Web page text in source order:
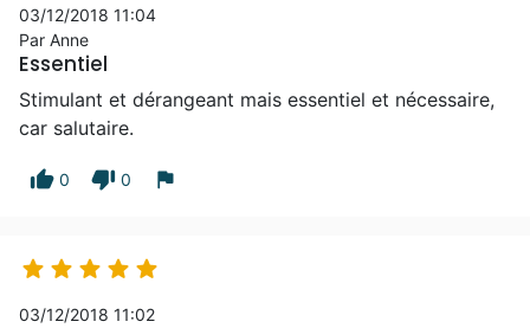
03/12/2018 11:04
Par Anne
Essentiel
Stimulant et dérangeant mais essentiel et nécessaire,
car salutaire.
thumb_up 0 thumb_down 0 flag
    
03/12/2018 11:02